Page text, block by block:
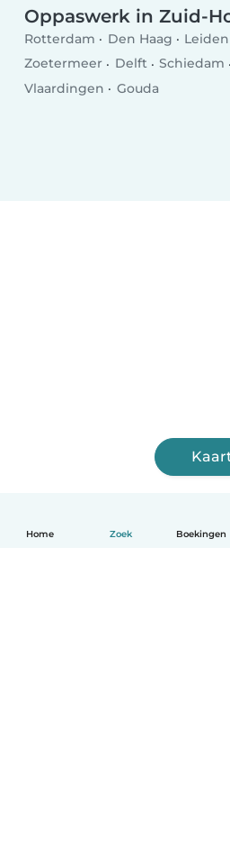
Home Zoek Boekingen
Oppaswerk in Zuid-
Rotterdam Den Haag Leiden
Zoetermeer
Delft Schiedam
Vlaardingen
Gouda